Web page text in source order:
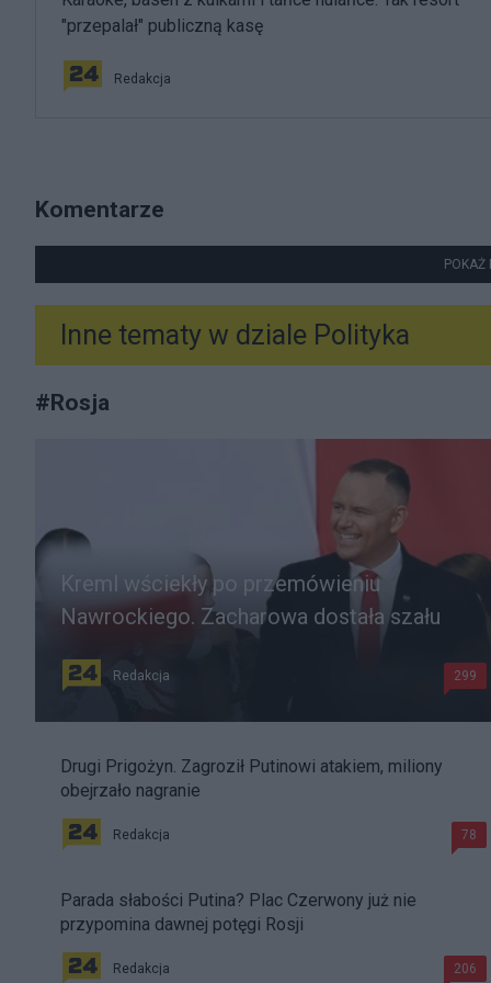
"przepalał" publiczną kasę
Redakcja
Komentarze
POKAŻ
Inne tematy w dziale Polityka
#Rosja
Kreml wściekły po przemówieniu
Nawrockiego. Zacharowa dostała szału
Redakcja 299
Drugi Prigożyn. Zagroził Putinowi atakiem, miliony
obejrzało nagranie
Redakcja 78
Parada słabości Putina? Plac Czerwony już nie
przypomina dawnej potęgi Rosji
Redakcja 206